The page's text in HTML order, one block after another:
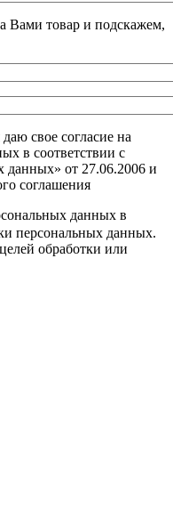
Вами товар и подскажем,
свое согласие на
в соответствии с
от 27.06.2006 и
соглашения
данных в
персональных данных.
обработки или